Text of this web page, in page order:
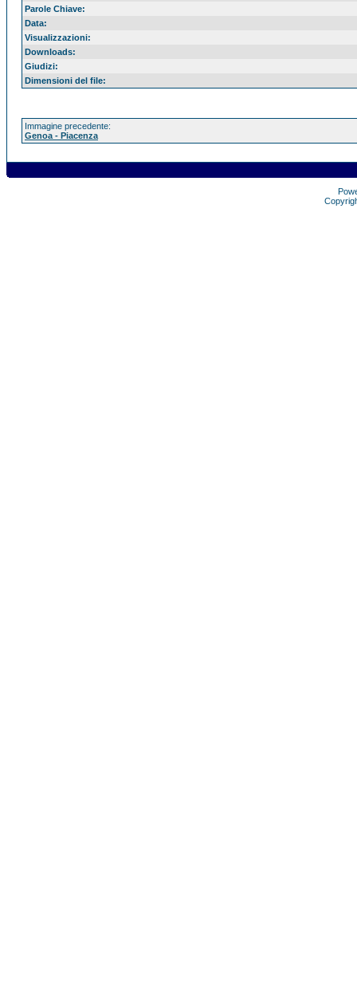
Parole Chiave:
Data:
Visualizzazioni:
Downloads:
Giudizi:
Dimensioni del file:
Immagine precedente:
Genoa - Piacenza